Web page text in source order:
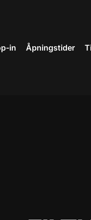
in Åpningstider